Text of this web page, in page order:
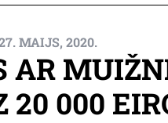
MAIJS, 2020.
AR
20 000